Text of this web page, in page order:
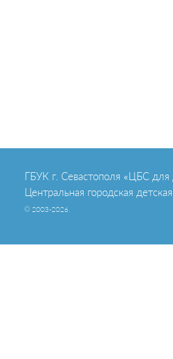
ГБУК г. Севастополя «ЦБС для
Центральная городская
© 2003-2026.